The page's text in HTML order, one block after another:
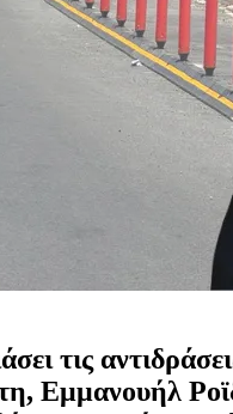
τις
Εμμανουήλ